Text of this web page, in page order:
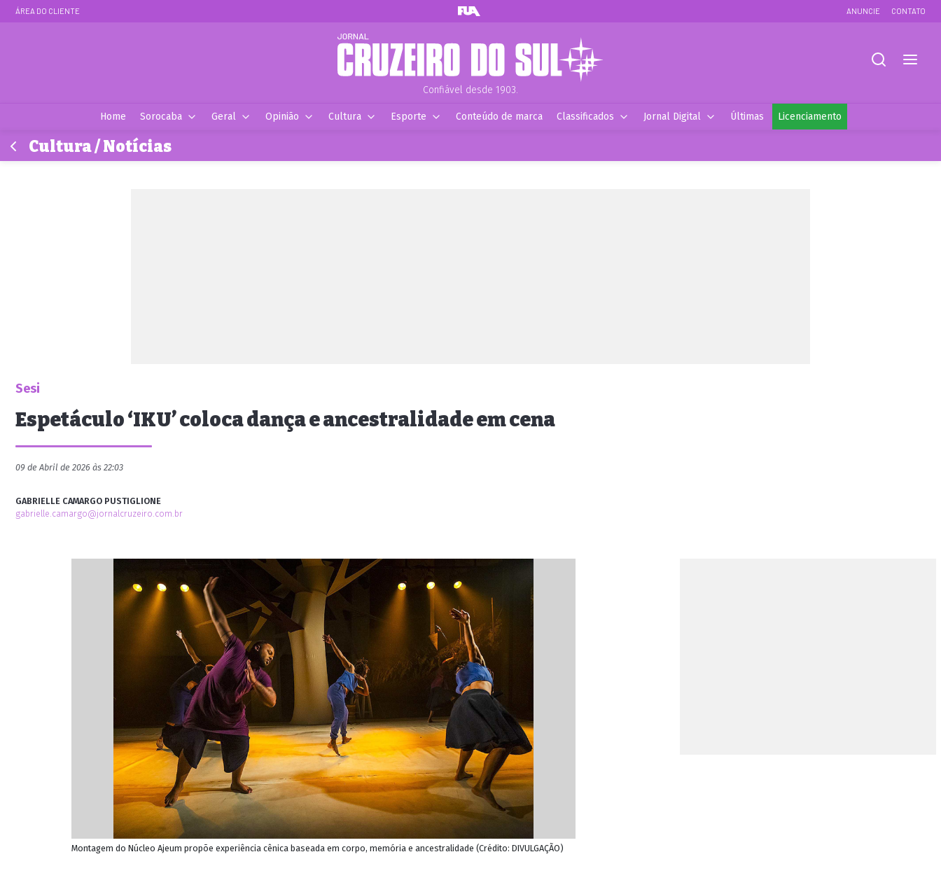
ÁREA DO CLIENTE ANUNCIE CONTATO
Confiável desde 1903.
Home Sorocaba Geral Opinião Cultura Esporte Conteúdo de marca Classificados Jornal Digital Últimas Licenciamento
Cultura / Notícias
Sesi
Espetáculo ‘IKU’ coloca dança e ancestralidade em cena
09 de Abril de 2026 às 22:03
GABRIELLE CAMARGO PUSTIGLIONE
gabrielle.camargo@jornalcruzeiro.com.br
Montagem do Núcleo Ajeum propõe experiência cênica baseada em corpo, memória e ancestralidade (Crédito: DIVULGAÇÃO)